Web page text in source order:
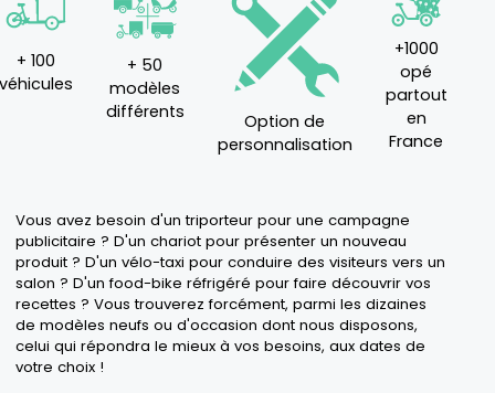
+ 100
+ 50
modèles
différents
Option de
personnalisation
+1000
opé
partout
en
France
Vous avez besoin d'untriporteur pour une campagne
publicitaire ? D'un chariotpour présenter un nouveau
produit ? D'un vélo-taxi pour conduire des visiteurs vers un
salon ? D'unfood-bike réfrigéré pour faire découvrir vos
recettes ? Vous trouverez forcément, parmi les dizaines
de modèles neufs ou d'occasion dont nous disposons,
celui qui répondra le mieux à vos besoins, aux dates de
votre choix !